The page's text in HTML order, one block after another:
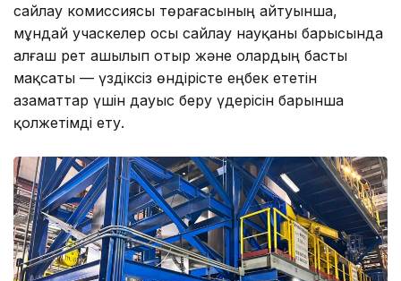
сайлау комиссиясы төрағасының айтуынша,
мұндай учаскелер осы сайлау науқаны барысында
алғаш рет ашылып отыр және олардың басты
мақсаты — үздіксіз өндірісте еңбек ететін
азаматтар үшін дауыс беру үдерісін барынша
қолжетімді ету.